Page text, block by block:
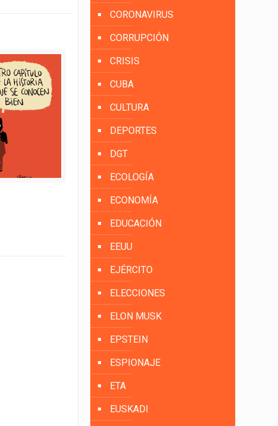
CORONAVIRUS
CORRUPCIÓN
CRISIS
CUBA
CULTURA
DEPORTES
DGT
ECOLOGÍA
ECONOMÍA
EDUCACIÓN
EEUU
EJÉRCITO
ELECCIONES
ELON MUSK
EPSTEIN
ESPIONAJE
ETA
EUSKADI